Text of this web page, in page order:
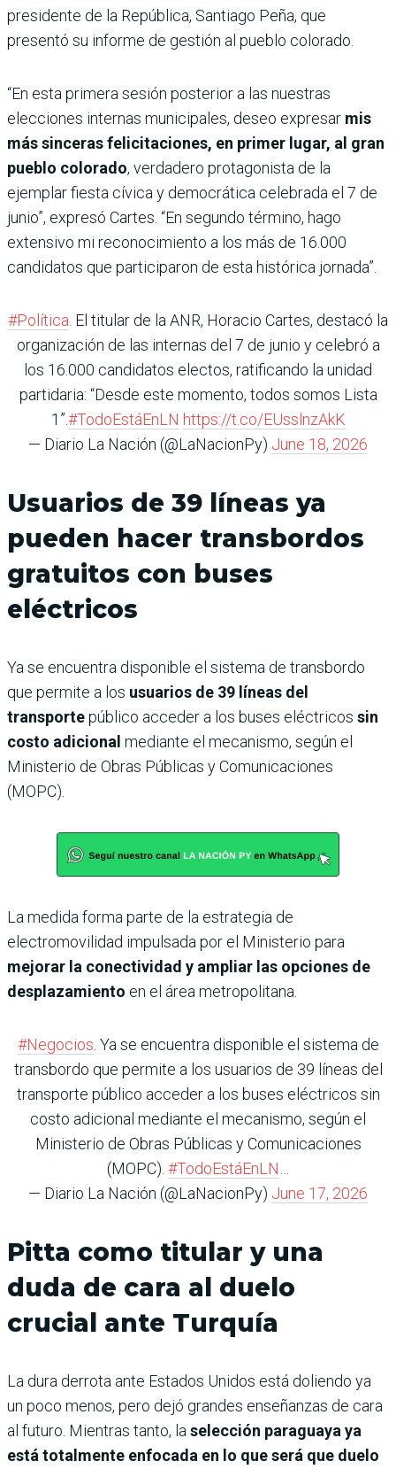
presidente de la República, Santiago Peña, que
presentó su informe de gestión al pueblo colorado.
“En esta primera sesión posterior a las nuestras
elecciones internas municipales, deseo expresar mis
más sinceras felicitaciones, en primer lugar, al gran
pueblo colorado, verdadero protagonista de la
ejemplar fiesta cívica y democrática celebrada el 7 de
junio”, expresó Cartes. “En segundo término, hago
extensivo mi reconocimiento a los más de 16.000
candidatos que participaron de esta histórica jornada”.
#Política . El titular de la ANR, Horacio Cartes, destacó la
organización de las internas del 7 de junio y celebró a
los 16.000 candidatos electos, ratificando la unidad
partidaria: “Desde este momento, todos somos Lista
1”.#TodoEstáEnLN https://t.co/EUsslnzAkK
— Diario La Nación (@LaNacionPy) June 18, 2026
Usuarios de 39 líneas ya
pueden hacer transbordos
gratuitos con buses
eléctricos
Ya se encuentra disponible el sistema de transbordo
que permite a los usuarios de 39 líneas del
transportepúblico acceder a los buses eléctricos sin
costo adicional mediante el mecanismo, según el
Ministerio de Obras Públicas y Comunicaciones
(MOPC).
La medida forma parte de la estrategia de
electromovilidad impulsada por el Ministerio para
mejorar la conectividad y ampliar las opciones de
desplazamiento en el área metropolitana.
#Negocios . Ya se encuentra disponible el sistema de
transbordo que permite a los usuarios de 39 líneas del
transporte público acceder a los buses eléctricos sin
costo adicional mediante el mecanismo, según el
Ministerio de Obras Públicas y Comunicaciones
(MOPC). #TodoEstáEnLN
— Diario La Nación (@LaNacionPy) June 17, 2026
Pitta como titular y una
duda de cara al duelo
crucial ante Turquía
La dura derrota ante Estados Unidos está doliendo ya
un poco menos, pero dejó grandes enseñanzas de cara
al futuro. Mientras tanto, la selección paraguaya ya
está totalmente enfocada en lo que será que duelo